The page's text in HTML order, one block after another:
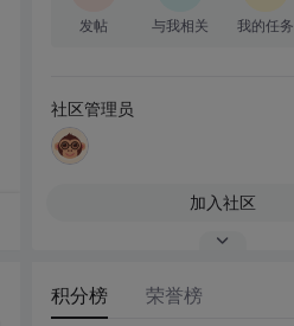
发帖 与我相关 我的任务
社区管理员
加入社区
积分榜 荣誉榜